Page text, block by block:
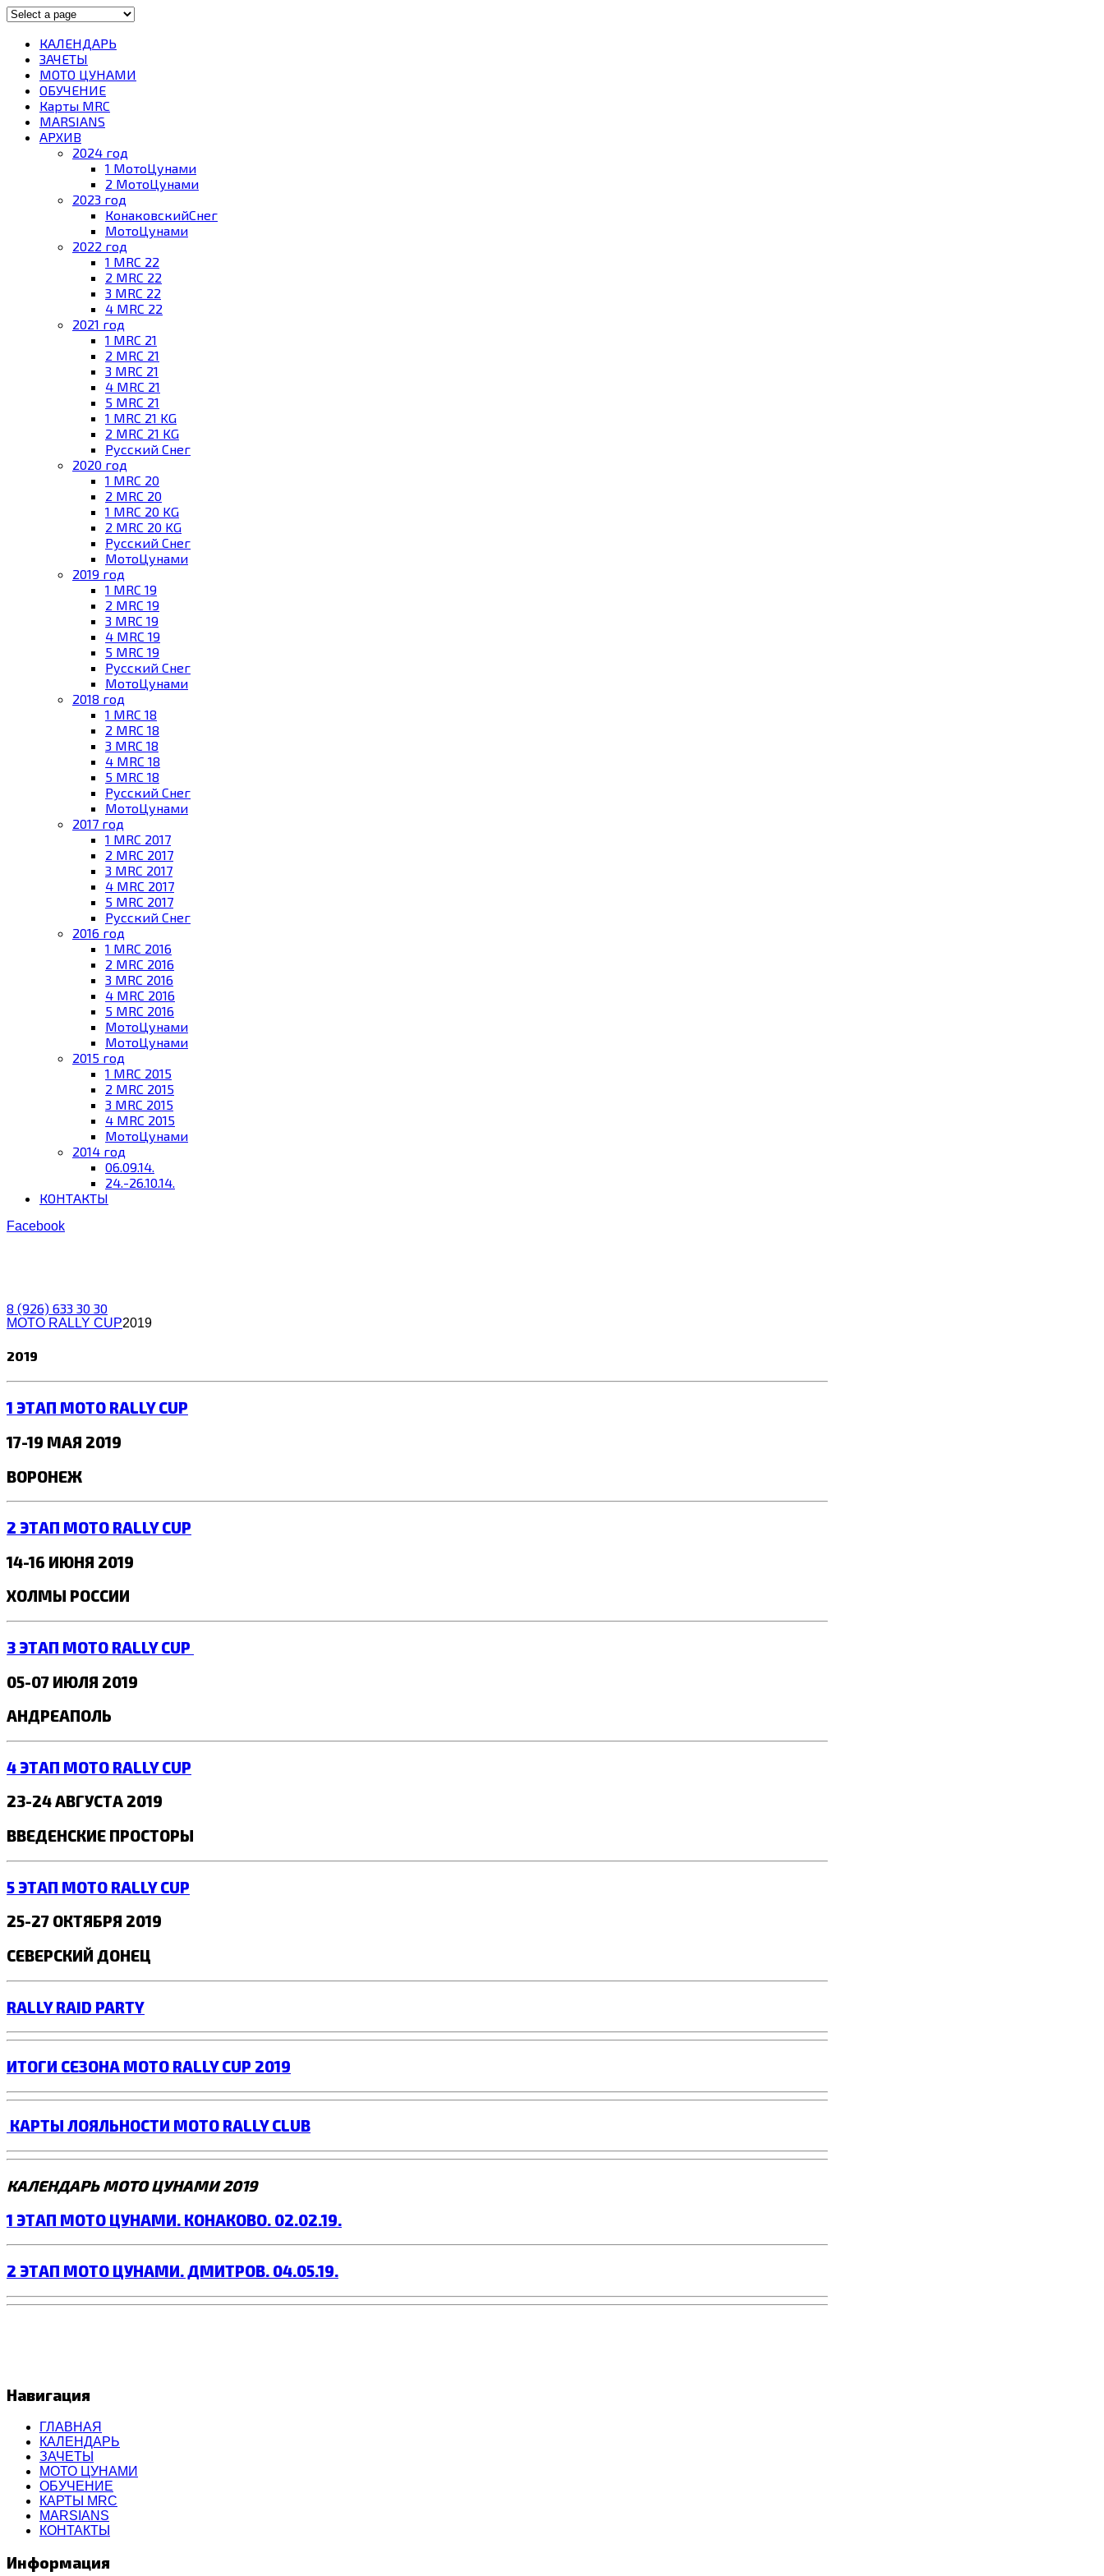
КАЛЕНДАРЬ
ЗАЧЕТЫ
МОТО ЦУНАМИ
ОБУЧЕНИЕ
Карты MRC
MARSIANS
АРХИВ
2024 год
1 МотоЦунами
2 МотоЦунами
2023 год
КонаковскийСнег
МотоЦунами
2022 год
1 MRC 22
2 MRC 22
3 MRC 22
4 MRC 22
2021 год
1 MRC 21
2 MRC 21
3 MRC 21
4 MRC 21
5 MRC 21
1 MRC 21 KG
2 MRC 21 KG
Русский Снег
2020 год
1 MRC 20
2 MRC 20
1 MRC 20 KG
2 MRC 20 KG
Русский Снег
МотоЦунами
2019 год
1 MRC 19
2 MRC 19
3 MRC 19
4 MRC 19
5 MRC 19
Русский Снег
МотоЦунами
2018 год
1 MRC 18
2 MRC 18
3 MRC 18
4 MRC 18
5 MRC 18
Русский Снег
МотоЦунами
2017 год
1 MRC 2017
2 MRC 2017
3 MRC 2017
4 MRC 2017
5 MRC 2017
Русский Снег
2016 год
1 MRC 2016
2 MRC 2016
3 MRC 2016
4 MRC 2016
5 MRC 2016
МотоЦунами
МотоЦунами
2015 год
1 MRC 2015
2 MRC 2015
3 MRC 2015
4 MRC 2015
МотоЦунами
2014 год
06.09.14.
24.-26.10.14.
КОНТАКТЫ
Facebook
8 (926) 633 30 30
MOTO RALLY CUP2019
2019
1 ЭТАП MOTO RALLY CUP
17-19 МАЯ 2019
ВОРОНЕЖ
2 ЭТАП MOTO RALLY CUP
14-16 ИЮНЯ 2019
ХОЛМЫ РОССИИ
3 ЭТАП MOTO RALLY CUP
05-07 ИЮЛЯ 2019
АНДРЕАПОЛЬ
4 ЭТАП MOTO RALLY CUP
23-24 АВГУСТА 2019
ВВЕДЕНСКИЕ ПРОСТОРЫ
5 ЭТАП MOTO RALLY CUP
25-27 ОКТЯБРЯ 2019
СЕВЕРСКИЙ ДОНЕЦ
RALLY RAID PARTY
ИТОГИ СЕЗОНА MOTO RALLY CUP 2019
КАРТЫ ЛОЯЛЬНОСТИ MOTO RALLY CLUB
КАЛЕНДАРЬ МОТО ЦУНАМИ 2019
1 ЭТАП МОТО ЦУНАМИ. КОНАКОВО. 02.02.19.
2 ЭТАП МОТО ЦУНАМИ. ДМИТРОВ. 04.05.19.
Навигация
ГЛАВНАЯ
КАЛЕНДАРЬ
ЗАЧЕТЫ
МОТО ЦУНАМИ
ОБУЧЕНИЕ
КАРТЫ MRC
MARSIANS
КОНТАКТЫ
Информация